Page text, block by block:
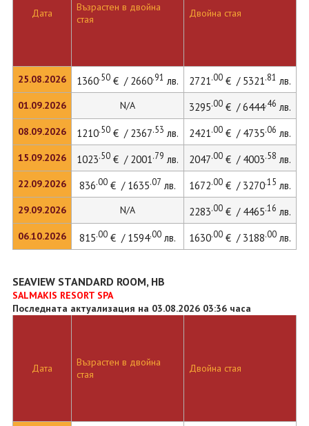
Дата
25.08.2026
01.09.2026
08.09.2026
15.09.2026
22.09.2026
29.09.2026
06.10.2026
Възрастен в двойна
стая
Двойна стая
1360.50€ / 2660.91 лв. 2721.00€ / 5321.81 лв.
N/A 3295.00€ / 6444.46 лв.
1210.50€ / 2367.53 лв. 2421.00€ / 4735.06 лв.
1023.50€ / 2001.79 лв. 2047.00€ / 4003.58 лв.
836.00€ / 1635.07 лв. 1672.00€ / 3270.15 лв.
N/A 2283.00€ / 4465.16 лв.
815.00€ / 1594.00лв. 1630.00€ / 3188.00лв.
SEAVIEW STANDARD ROOM, HB
SALMAKIS RESORT SPA
Последната актуализация на 03.08.2026 03:36 часа
Дата
Възрастен в двойна
стая
Двойна стая